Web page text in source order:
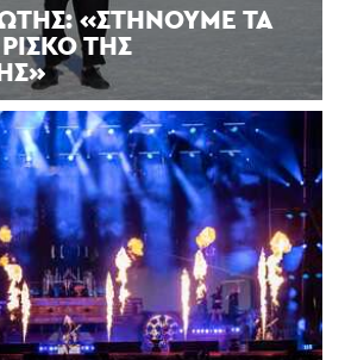
«ΣΤΉΝΟΥΜΕ ΤΑ
ΤΗΣ